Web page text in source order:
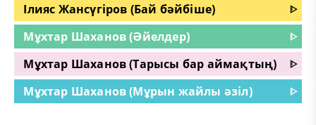
Ілияс Жансүгіров (Бай бәйбіше)
ᐈ
Мұхтар Шаханов (Әйелдер)
ᐈ
Мұхтар Шаханов (Тарысы бар аймақтың)
ᐈ
Мұхтар Шаханов (Мұрын жайлы әзіл)
ᐈ